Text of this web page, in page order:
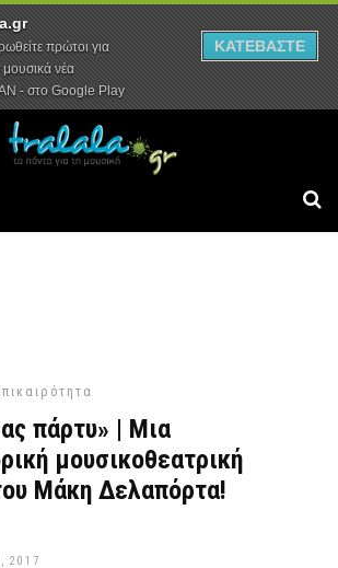
Συνεντεύξεις Ρεπορτάζ
πάρτυ» | Μια
μουσικοθεατρική
Μάκη Δελαπόρτα!
2017
πρώτοι για
νέα
- στο Google Play
ΚΑΤΕΒΑΣΤΕ